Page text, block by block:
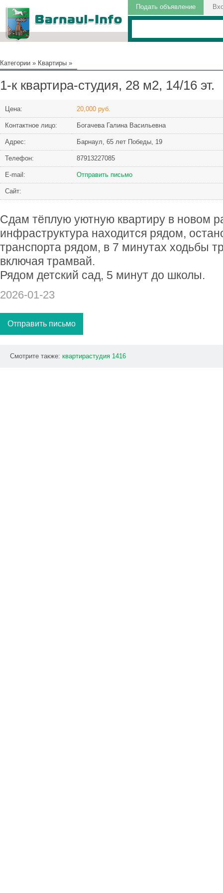
Подать объявление
Категории » Квартиры »
1-к квартира-студия, 28 м2, 14/16 эт.
Цена: 20,000 руб.
Контактное лицо: Богачева Галина Васильевна
Адрес: Барнаул, 65 лет Победы, 19
Телефон: 87913227085
Е-mail: Отправить письмо
Сайт:
Сдам тёплую уютную квартиру в новом
инфраструктура находится рядом,
транспорта рядом, в 7 минутах ходьбы
включая трамвай.
Рядом детский сад, 5 минут до школы.
2026-01-23
Отправить письмо
Смотрите также: квартирастудия 1416